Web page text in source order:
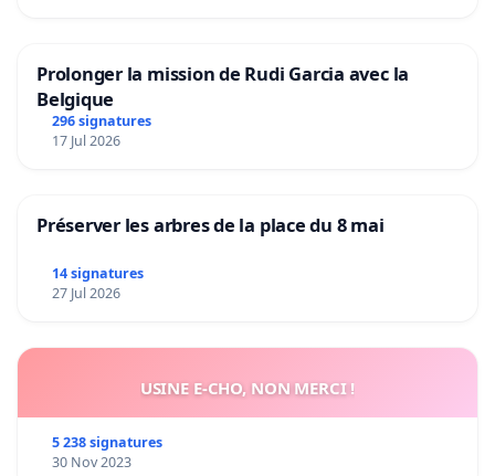
Prolonger la mission de Rudi Garcia avec la
Belgique
296 signatures
17 Jul 2026
Préserver les arbres de la place du 8 mai
14 signatures
27 Jul 2026
USINE E-CHO, NON MERCI !
5 238 signatures
30 Nov 2023